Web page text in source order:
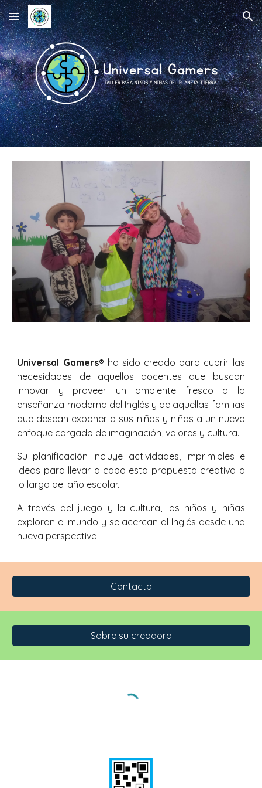
Skip to main content Skip to navigation
Universal Gamers® ha sido creado para cubrir las
necesidades de aquellos docentes que buscan
innovar y proveer un ambiente fresco a la
enseñanza moderna del Inglés y de aquellas familias
que desean exponer a sus niños y niñas a un nuevo
enfoque cargado de imaginación, valores y cultura.
Su planificación incluye actividades, imprimibles e
ideas para llevar a cabo esta propuesta creativa a
lo largo del año escolar.
A través del juego y la cultura, los niños y niñas
exploran el mundo y se acercan al Inglés desde una
nueva perspectiva.
Contacto
Sobre su creadora